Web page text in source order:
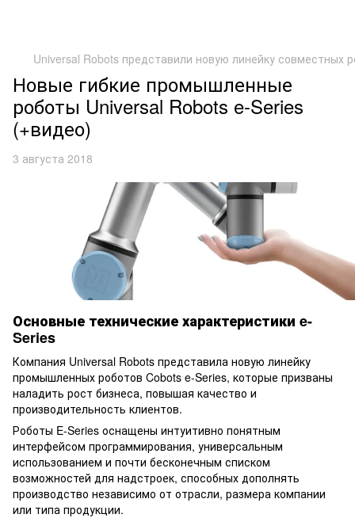
Universal Robots представили новую линейку совместных
Новые гибкие промышленные
роботы Universal Robots e-Series
(+видео)
3 августа 2018
Основные технические характеристики e-
Series
Компания Universal Robots представила новую линейку
промышленных роботов Cobots e-Series, которые призваны
наладить рост бизнеса, повышая качество и
производительность клиентов.
Роботы E-Series оснащены интуитивно понятным
интерфейсом программирования, универсальным
использованием и почти бесконечным списком
возможностей для надстроек, способных дополнять
производство независимо от отрасли, размера компании
или типа продукции.